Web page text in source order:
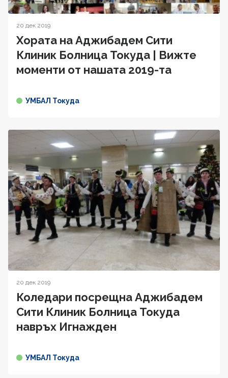
20 дек 2019
Хората на Аджибадем Сити
Клиник Болница Токуда | Вижте
моменти от нашата 2019-та
УМБАЛ Токуда
20 дек 2019
Коледари посрещна Аджибадем
Сити Клиник Болница Токуда
навръх Игнажден
УМБАЛ Токуда